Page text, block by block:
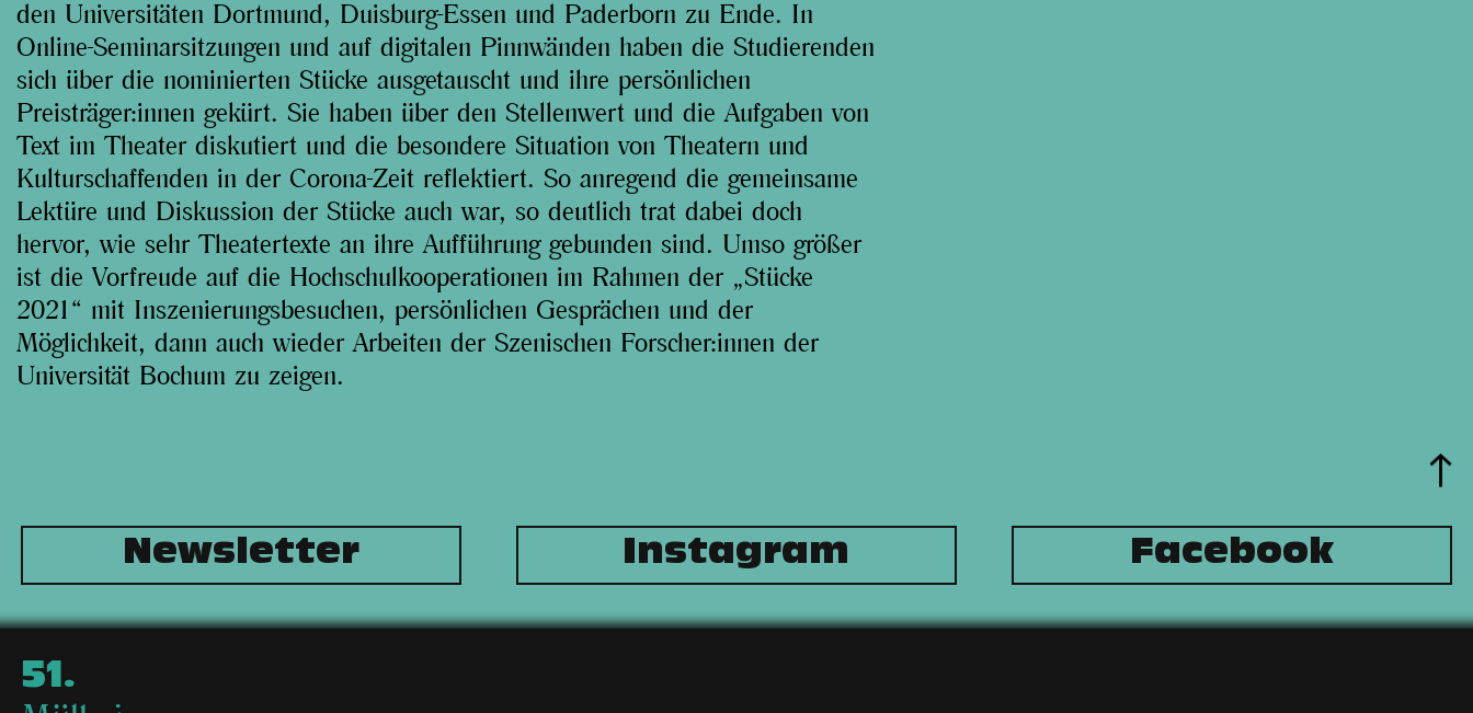
den Universitäten Dortmund, Duisburg-Essen und Paderborn zu Ende. In
Online-Seminarsitzungen und auf digitalen Pinnwänden haben die Studierenden
sich über die nominierten Stücke ausgetauscht und ihre persönlichen
Preisträger:innen gekürt. Sie haben über den Stellenwert und die Aufgaben von
Text im Theater diskutiert und die besondere Situation von Theatern und
Kulturschaffenden in der Corona-Zeit reflektiert. So anregend die gemeinsame
Lektüre und Diskussion der Stücke auch war, so deutlich trat dabei doch
hervor, wie sehr Theatertexte an ihre Aufführung gebunden sind. Umso größer
ist die Vorfreude auf die Hochschulkooperationen im Rahmen der „Stücke
2021“ mit Inszenierungsbesuchen, persönlichen Gesprächen und der
Möglichkeit, dann auch wieder Arbeiten der Szenischen Forscher:innen der
Universität Bochum zu zeigen.
Newsletter Instagram Facebook
51.